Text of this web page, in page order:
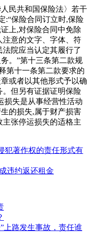
民共和国保险法〉若干
:“保险合同订立时,保险
上,对保险合同中免除
意的文字、字体、符
院应当认定其履行了
。”第十三条第二款规
第十一条第二款要求的
或者以其他形式予以确
但另有证据证明保险
损失是从事经营性活动
的损失,属于财产损害
张停运损失的适格主
犯著作权的责任形式有
违约返还租金
上路发生事故，责任谁